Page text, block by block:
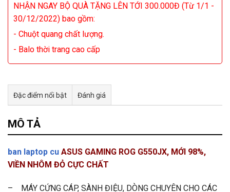
NHẬN NGAY BỘ QUÀ TẶNG LÊN TỚI 300.000Đ (Từ 1/1 -
30/12/2022) bao gồm:
- Chuột quang chất lượng.
- Balo thời trang cao cấp
Đặc điểm nổi bật Đánh giá
Tư vấn & bán hàng qua Facebook
MÔ TẢ
ban laptop cu ASUS GAMING ROG G550JX, MỚI 98%,
VIỀN NHÔM ĐỎ CỰC CHẤT
– MÁY CỨNG CÁP, SÀNH ĐIỆU, DÒNG CHUYÊN CHO CÁC